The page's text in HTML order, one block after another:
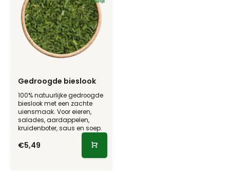
Gedroogde bieslook
100% natuurlijke gedroogde
bieslook met een zachte
uiensmaak. Voor eieren,
salades, aardappelen,
kruidenboter, saus en soep.
€5,49